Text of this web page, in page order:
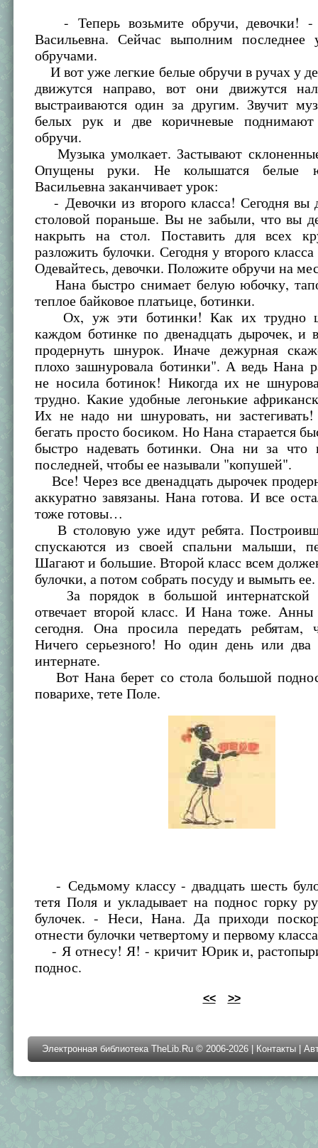
- Теперь возьмите обручи, девочки! -
Васильевна. Сейчас выполним последнее
обручами.
И вот уже легкие белые обручи в ручах у
движутся направо, вот они движутся
выстраиваются один за другим. Звучит
белых рук и две коричневые поднимают
обручи.
Музыка умолкает. Застывают
Опущены руки. Не колышатся белые
Васильевна заканчивает урок:
- Девочки из второго класса! Сегодня
столовой пораньше. Вы не забыли, что вы
накрыть на стол. Поставить для всех
разложить булочки. Сегодня у второго
Одевайтесь, девочки. Положите обручи на
Нана быстро снимает белую юбочку,
теплое байковое платьице, ботинки.
Ох, уж эти ботинки! Как их трудно
каждом ботинке по двенадцать дырочек, и
продернуть шнурок. Иначе дежурная
плохо зашнуровала ботинки". А ведь Нана
не носила ботинок! Никогда их не
трудно. Какие удобные легонькие
Их не надо ни шнуровать, ни
бегать просто босиком. Но Нана старается
быстро надевать ботинки. Она ни за что
последней, чтобы ее называли "копушей".
Все! Через все двенадцать дырочек
аккуратно завязаны. Нана готова. И все
тоже готовы…
В столовую уже идут ребята.
спускаются из своей спальни малыши,
Шагают и большие. Второй класс всем
булочки, а потом собрать посуду и вымыть
За порядок в большой интернатской
отвечает второй класс. И Нана тоже.
сегодня. Она просила передать ребятам,
Ничего серьезного! Но один день или
интернате.
Вот Нана берет со стола большой
поварихе, тете Поле.
- Седьмому классу - двадцать шесть
тетя Поля и укладывает на поднос горку
булочек. - Неси, Нана. Да приходи
отнести булочки четвертому и первому
- Я отнесу! Я! - кричит Юрик и,
поднос.
<< >>
Электронная библиотека TheLib.Ru © 2006-2026 | Контакты |